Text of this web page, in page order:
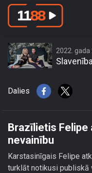
Brazīlietis
2022. gada
Dalies
Brazīlietis Felipe
nevainību
Karstasinīgais Felipe
turklāt notikusi publiskā